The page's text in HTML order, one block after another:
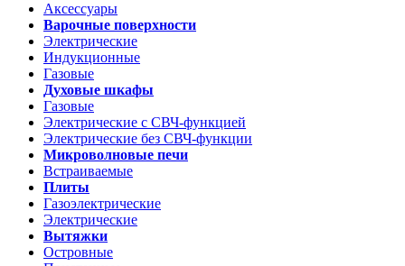
Аксессуары
Варочные поверхности
Электрические
Индукционные
Газовые
Духовые шкафы
Газовые
Электрические с СВЧ-функцией
Электрические без СВЧ-функции
Микроволновые печи
Встраиваемые
Плиты
Газоэлектрические
Электрические
Вытяжки
Островные